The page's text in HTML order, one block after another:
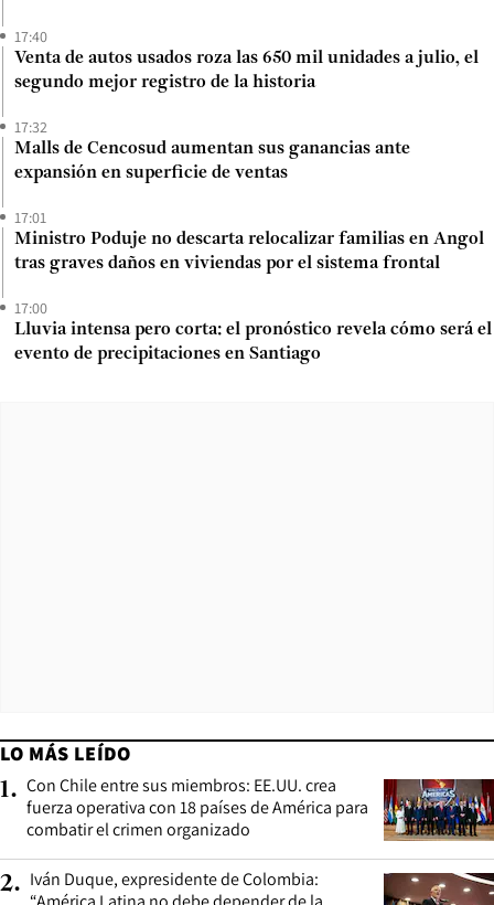
17:40
Venta de autos usados roza las 650 mil unidades a julio, el
segundo mejor registro de la historia
17:32
Malls de Cencosud aumentan sus ganancias ante
expansión en superficie de ventas
17:01
Ministro Poduje no descarta relocalizar familias en Angol
tras graves daños en viviendas por el sistema frontal
17:00
Lluvia intensa pero corta: el pronóstico revela cómo será el
evento de precipitaciones en Santiago
LO MÁS LEÍDO
1. Con Chile entre sus miembros: EE.UU. crea
fuerza operativa con 18 países de América para
combatir el crimen organizado
2. Iván Duque, expresidente de Colombia: